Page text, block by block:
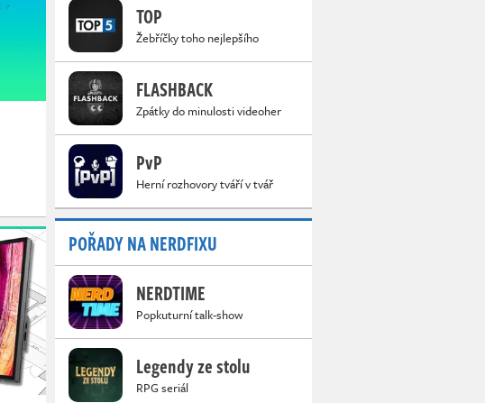
TOP
Žebříčky toho nejlepšího
FLASHBACK
Zpátky do minulosti videoher
PvP
Herní rozhovory tváří v tvář
POŘADY NA NERDFIXU
NERDTIME
Popkuturní talk-show
Legendy ze stolu
RPG seriál